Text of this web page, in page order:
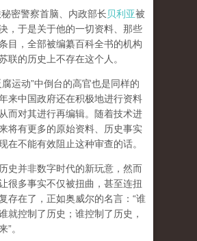
密警察首脑、内政部长贝利亚被
，于是关于他的一切资料、那些
目，全部被编纂百科全书的机构
联的历史上不存在这个人。
运动”中倒台的高官也是同样的
来中国政府还在积极地进行资料
而对其进行再编辑。随着技术进
将有更多的原始资料、历史事实
在不能有效阻止这种审查的话。
史并非数字时代的新玩意，然而
很多事实不仅被扭曲，甚至连扭
存在了，正如奥威尔的名言：“谁
就控制了历史；谁控制了历史，
”。